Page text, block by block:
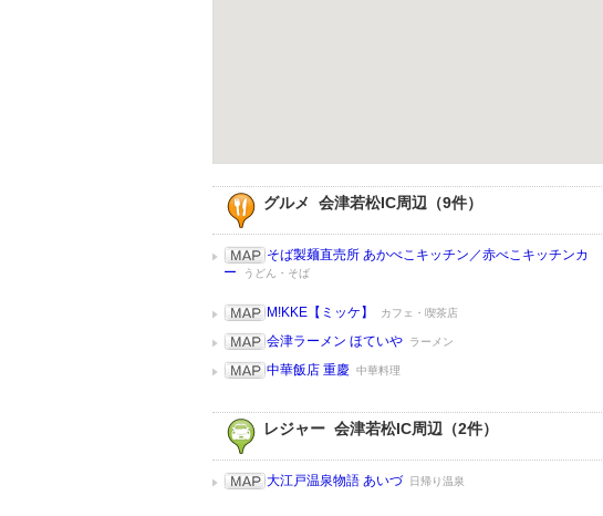
グルメ 会津若松IC周辺（9件）
そば製麺直売所 あかべこキッチン／赤べこキッチンカ
ー
うどん・そば
M!KKE【ミッケ】 カフェ・喫茶店
会津ラーメン ほていや ラーメン
中華飯店 重慶 中華料理
レジャー 会津若松IC周辺（2件）
大江戸温泉物語 あいづ 日帰り温泉